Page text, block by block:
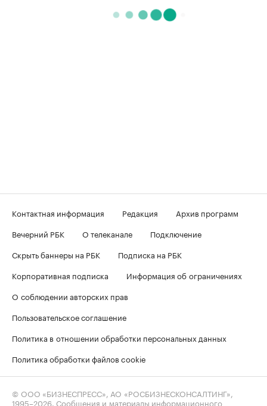
Контактная информация Редакция
Архив программ
Вечерний РБК
О телеканале
Подключение
Скрыть баннеры на РБК
Подписка на РБК
Корпоративная подписка
Информация об ограничениях
О соблюдении авторских прав
Пользовательское соглашение
Политика в отношении обработки персональных данных
Политика обработки файлов cookie
© ООО «БИЗНЕСПРЕСС», АО «РОСБИЗНЕСКОНСАЛТИНГ»,
1995–2026. Сообщения и материалы информационного